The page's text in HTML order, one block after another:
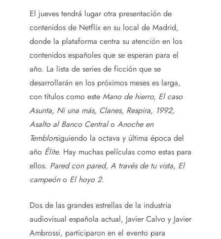
El jueves tendrá lugar otra presentación de
contenidos de Netflix en su local de Madrid,
donde la plataforma centra su atención en los
contenidos españoles que se esperan para el
año. La lista de series de ficción que se
desarrollarán en los próximos meses es larga,
con títulos como este Mano de hierro, El caso
Asunta, Ni una más, Clanes, Respira, 1992,
Asalto al Banco Centralo Anoche en
Temblorsiguiendo la octava y última época del
año Élite. Hay muchas películas como estas para
ellos. Pared con pared, A través de tu vista, El
campeóno El hoyo 2.
Dos de las grandes estrellas de la industria
audiovisual española actual, Javier Calvo y Javier
Ambrossi, participaron en el evento para